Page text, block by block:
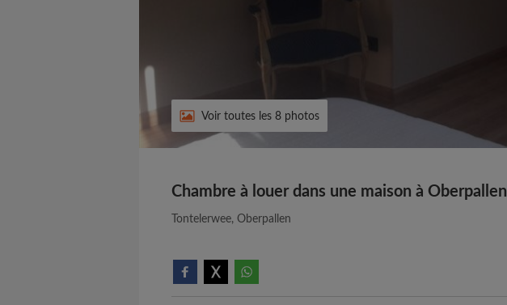
Voir toutes les 8 photos
Chambre à louer dans une maison à Oberpallen
Tontelerwee, Oberpallen